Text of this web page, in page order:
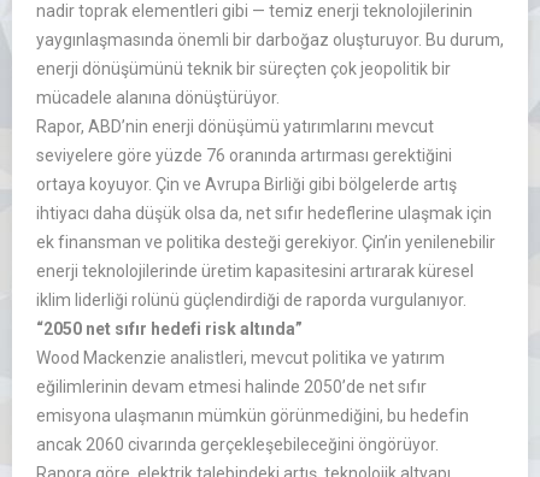
nadir toprak elementleri gibi — temiz enerji teknolojilerinin
yaygınlaşmasında önemli bir darboğaz oluşturuyor. Bu durum,
enerji dönüşümünü teknik bir süreçten çok jeopolitik bir
mücadele alanına dönüştürüyor.
Rapor, ABD’nin enerji dönüşümü yatırımlarını mevcut
seviyelere göre yüzde 76 oranında artırması gerektiğini
ortaya koyuyor. Çin ve Avrupa Birliği gibi bölgelerde artış
ihtiyacı daha düşük olsa da, net sıfır hedeflerine ulaşmak için
ek finansman ve politika desteği gerekiyor. Çin’in yenilenebilir
enerji teknolojilerinde üretim kapasitesini artırarak küresel
iklim liderliği rol ünü güçlendirdiği de raporda vurgulanıyor.
“2050 net sıfır hedefi risk altında”
Wood Mackenzie analistleri, mevcut politika ve yatırım
eğilimlerinin devam etmesi halinde 2050’de net sıfır
emisyona ulaşmanın mümkün görünmediğini, bu hedefin
ancak 2060 civarında gerçekleşebileceğini öngörüyor.